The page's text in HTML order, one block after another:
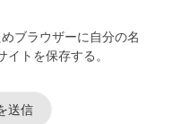
ブラウザーに自分の名
トを保存する。